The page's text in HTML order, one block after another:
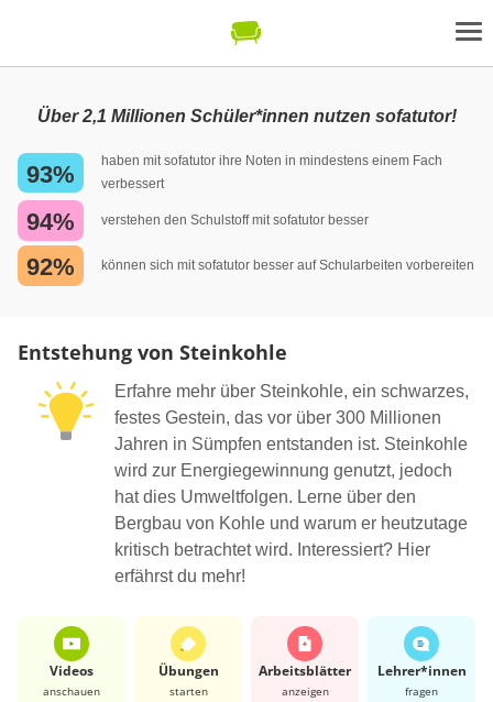
Über 2,1 Millionen Schüler*innen nutzen sofatutor!
93%
haben mit sofatutor ihre Noten in mindestens einem Fach
verbessert
94% verstehen den Schulstoff mit sofatutor besser
92% können sich mit sofatutor besser auf Schularbeiten vorbereiten
Entstehung von Steinkohle
Erfahre mehr über Steinkohle, ein schwarzes,
festes Gestein, das vor über 300 Millionen
Jahren in Sümpfen entstanden ist. Steinkohle
wird zur Energiegewinnung genutzt, jedoch
hat dies Umweltfolgen. Lerne über den
Bergbau von Kohle und warum er heutzutage
kritisch betrachtet wird. Interessiert? Hier
erfährst du mehr!
Videos
anschauen
Übungen
starten
Arbeits­blätter
anzeigen
Lehrer*​innen
fragen